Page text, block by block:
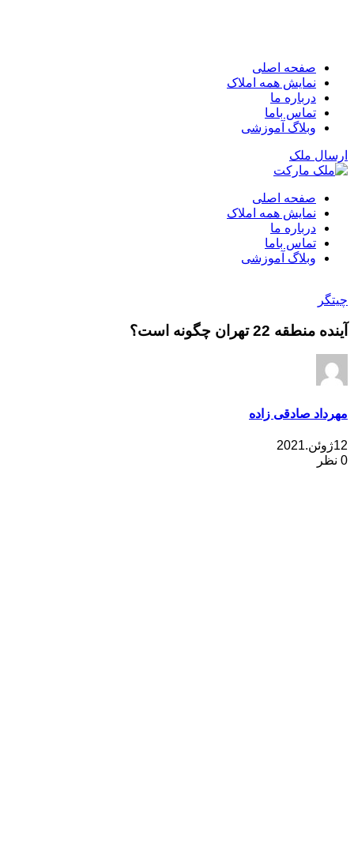
صفحه اصلی
نمایش همه املاک
درباره ما
تماس باما
وبلاگ آموزشی
ارسال ملک
صفحه اصلی
نمایش همه املاک
درباره ما
تماس باما
وبلاگ آموزشی
چیتگر
آینده منطقه 22 تهران چگونه است؟
مهرداد صادقی زاده
12ژوئن.2021
0 نظر